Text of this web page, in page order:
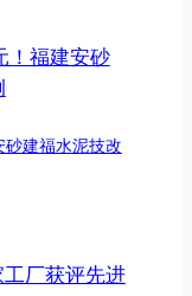
砂建福水泥技改